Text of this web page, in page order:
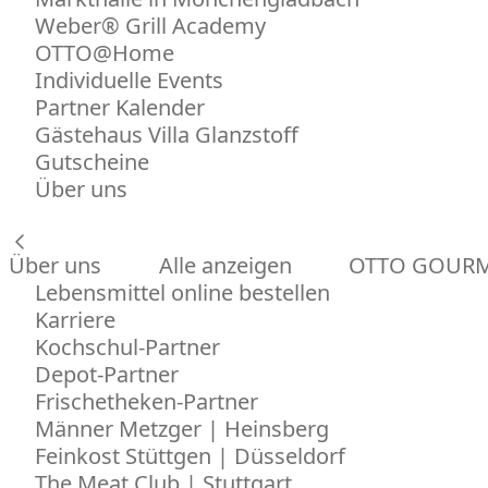
Weber® Grill Academy
OTTO@Home
Individuelle Events
Partner Kalender
Gästehaus Villa Glanzstoff
Gutscheine
Über uns
Über uns Alle anzeigen
OTTO
Lebensmittel online bestellen
Karriere
Kochschul-Partner
Depot-Partner
Frischetheken-Partner
Männer Metzger | Heinsberg
Feinkost Stüttgen | Düsseldorf